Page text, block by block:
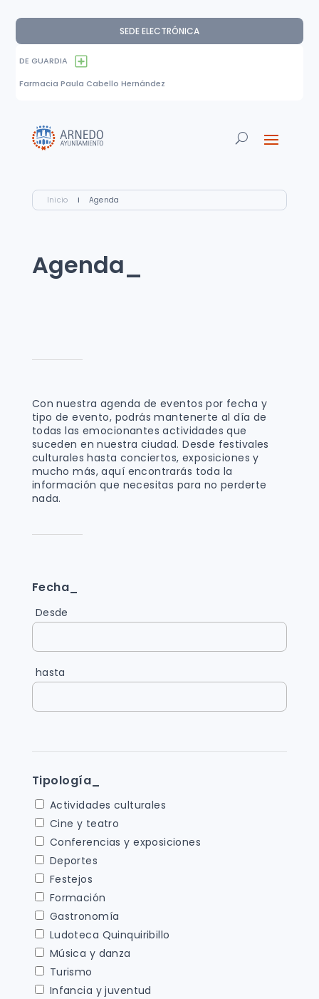
SEDE ELECTRÓNICA
DE GUARDIA
Farmacia Paula Cabello Hernández
Inicio I Agenda
Agenda_
Con nuestra agenda de eventos por fecha y
tipo de evento, podrás mantenerte al día de
todas las emocionantes actividades que
suceden en nuestra ciudad. Desde festivales
culturales hasta conciertos, exposiciones y
mucho más, aquí encontrarás toda la
información que necesitas para no perderte
nada.
Fecha_
Desde
hasta
Tipología_
Actividades culturales
Cine y teatro
Conferencias y exposiciones
Deportes
Festejos
Formación
Gastronomía
Ludoteca Quinquiribillo
Música y danza
Turismo
Infancia y juventud